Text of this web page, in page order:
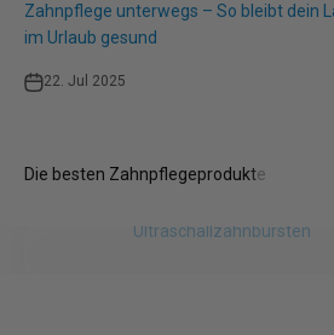
Zahnpflege unterwegs – So bleibt dein
im Urlaub gesund
22. Jul 2025
Ultraschallzahnbürsten